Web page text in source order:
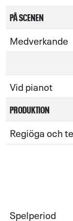
PÅ SCENEN
Medverkande
Vid pianot
PRODUKTION
Regiöga och
Spelperiod